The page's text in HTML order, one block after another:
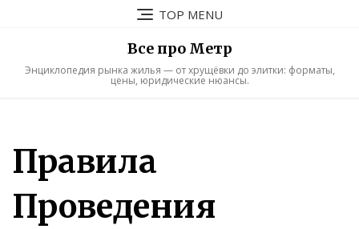
TOP MENU
Все про Метр
Энциклопедия рынка жилья — от хрущёвки до элитки: форматы,
цены, юридические нюансы.
Правила
Проведения